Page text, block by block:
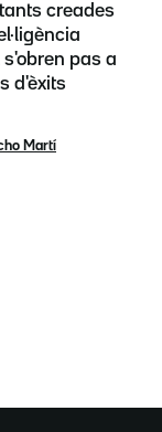
creades
pas a
d'èxits
Martí